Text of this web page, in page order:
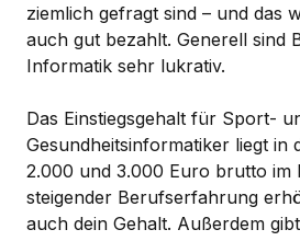
ziemlich gefragt sind – und das
auch gut bezahlt. Generell sind
Informatik sehr lukrativ.
Das Einstiegsgehalt für Sport-
Gesundheitsinformatiker liegt in
2.000 und 3.000 Euro brutto im
steigender Berufserfahrung
auch dein Gehalt. Außerdem